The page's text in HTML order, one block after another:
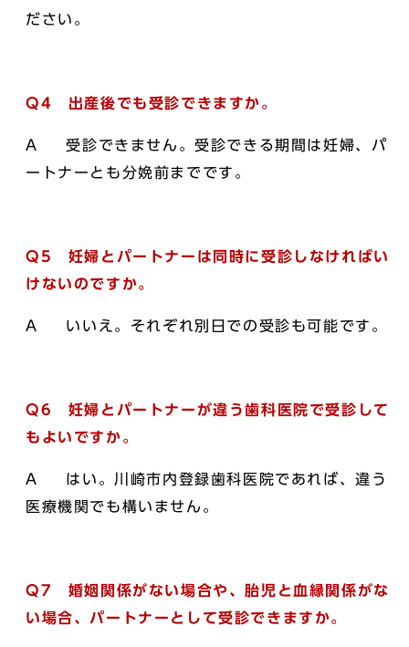
ださい。
Q4 出産後でも受診できますか。
A 受診できません。受診できる期間は妊婦、パ
ートナーとも分娩前までです。
Q5 妊婦とパートナーは同時に受診しなければい
けないのですか。
A いいえ。それぞれ別日での受診も可能です。
Q6 妊婦とパートナーが違う歯科医院で受診して
もよいですか。
A はい。川崎市内登録歯科医院であれば、違う
医療機関でも構いません。
Q7 婚姻関係がない場合や、胎児と血縁関係がな
い場合、パートナーとして受診できますか。